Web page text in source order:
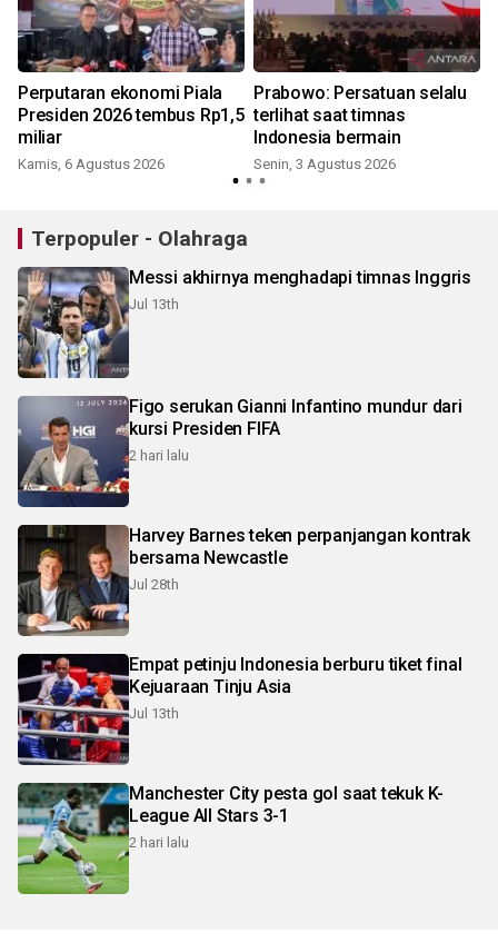
Perputaran ekonomi Piala
Presiden 2026 tembus Rp1,5
miliar
Kamis, 6 Agustus 2026
Prabowo: Persatuan selalu
terlihat saat timnas
Indonesia bermain
Senin, 3 Agustus 2026
Terpopuler - Olahraga
Messi akhirnya menghadapi timnas Inggris
Jul 13th
Figo serukan Gianni Infantino mundur dari
kursi Presiden FIFA
2 hari lalu
Harvey Barnes teken perpanjangan kontrak
bersama Newcastle
Jul 28th
Empat petinju Indonesia berburu tiket final
Kejuaraan Tinju Asia
Jul 13th
Manchester City pesta gol saat tekuk K-
League All Stars 3-1
2 hari lalu